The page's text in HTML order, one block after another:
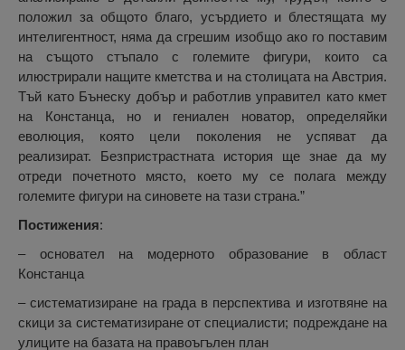
положил за общото благо, усърдието и блестящата му
интелигентност, няма да сгрешим изобщо ако го поставим
на същото стъпало с големите фигури, които са
илюстрирали нащите кметства и на столицата на Австрия.
Тъй като Бънеску добър и работлив управител като кмет
на Констанца, но и гениален новатор, определяйки
еволюция, която цели поколения не успяват да
реализират. Безпристрастната история ще знае да му
отреди почетното място, което му се полага между
големите фигури на синовете на тази страна.”
Постижения:
– основател на модерното образование в област
Констанца
– систематизиране на града в перспектива и изготвяне на
скици за систематизиране от специалисти; подреждане на
улиците на базата на правоъгълен план